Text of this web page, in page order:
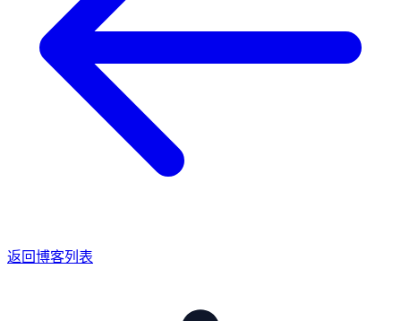
返回博客列表